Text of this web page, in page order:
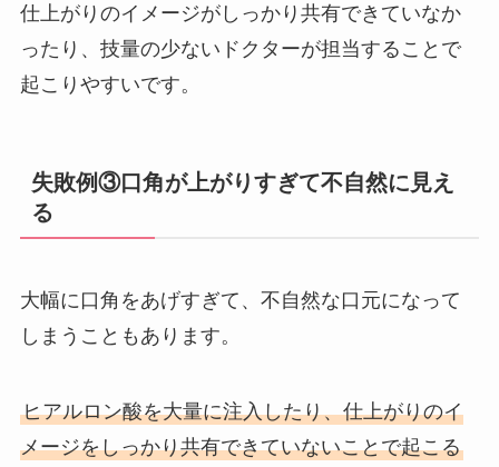
仕上がりのイメージがしっかり共有できていなか
ったり、技量の少ないドクターが担当することで
起こりやすいです。
失敗例③口角が上がりすぎて不自然に見え
る
大幅に口角をあげすぎて、不自然な口元になって
しまうこともあります。
ヒアルロン酸を大量に注入したり、仕上がりのイ
メージをしっかり共有できていないことで起こる